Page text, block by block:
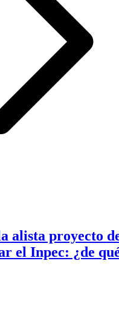
alista proyecto
el Inpec: ¿de